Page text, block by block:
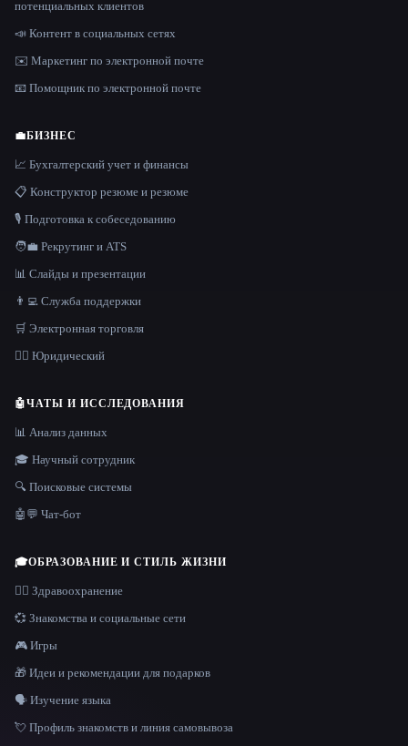
потенциальных клиентов
📣 Контент в социальных сетях
✉️ Маркетинг по электронной почте
📧 Помощник по электронной почте
💼БИЗНЕС
📈 Бухгалтерский учет и финансы
📋 Конструктор резюме и резюме
🎙️ Подготовка к собеседованию
🧑‍💼 Рекрутинг и ATS
📊 Слайды и презентации
👨‍💻 Служба поддержки
🛒 Электронная торговля
👩‍⚖️ Юридический
🤖ЧАТЫ И ИССЛЕДОВАНИЯ
📊 Анализ данных
🎓 Научный сотрудник
🔍 Поисковые системы
🤖💬 Чат-бот
🎓ОБРАЗОВАНИЕ И СТИЛЬ ЖИЗНИ
👩‍⚕️ Здравоохранение
💞 Знакомства и социальные сети
🎮 Игры
🎁 Идеи и рекомендации для подарков
🗣️ Изучение языка
💘 Профиль знакомств и линия самовывоза